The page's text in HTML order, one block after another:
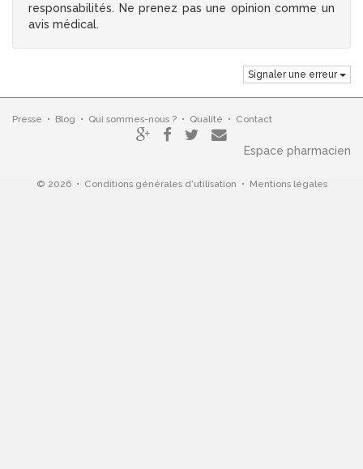
responsabilités. Ne prenez pas une opinion comme un
avis médical.
Signaler une erreur
Presse • Blog • Qui sommes-nous ? • Qualité • Contact
Espace pharmacien
© 2026 • Conditions générales d'utilisation • Mentions légales